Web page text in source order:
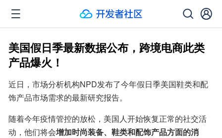
美国假日季最新数据公布，跨境电商此类
产品爆火！
近日，市场分析机构NPD发布了今年假日季美国鞋类和配
饰产品市场需求的最新研究报告。
随着今年疫情管控的放松，美国人开始恢复正常的社交活
动，他们将会增加时尚装备、鞋类和配饰产品方面的消